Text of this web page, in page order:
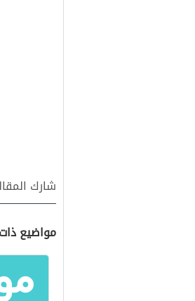
شارك
مواضيع